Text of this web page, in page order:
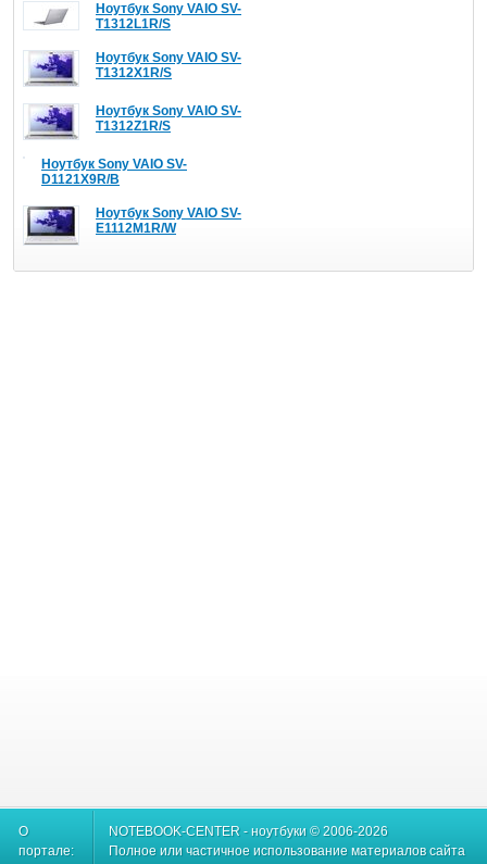
Ноутбук Sony VAIO SV-
T1312L1R/S
Ноутбук Sony VAIO SV-
T1312X1R/S
Ноутбук Sony VAIO SV-
T1312Z1R/S
Ноутбук Sony VAIO SV-
D1121X9R/B
Ноутбук Sony VAIO SV-
E1112M1R/W
О
портале:
NOTEBOOK-CENTER - ноутбуки © 2006-2026
Полное или частичное использование материалов сайта